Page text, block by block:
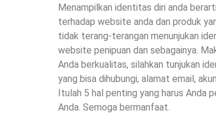
Menampilkan identitas diri anda
terhadap website anda dan produk
tidak terang-terangan menunjukan
website penipuan dan sebagainya.
Anda berkualitas, silahkan tunjukan
yang bisa dihubungi, alamat email,
Itulah 5 hal penting yang harus
Anda. Semoga bermanfaat.